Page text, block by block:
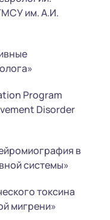
им. А.И.
Program
Disorder
в
системы»
токсина
мигрени»